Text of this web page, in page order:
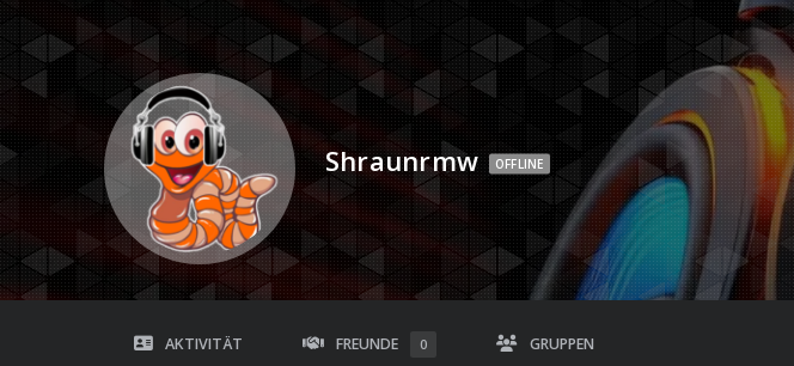
Shraunrmw OFFLINE
AKTIVITÄT FREUNDE 0 GRUPPEN